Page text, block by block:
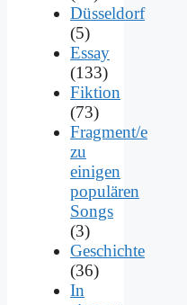
Düsseldorf
(5)
Essay
(133)
Fiktion
(73)
Fragment/e
zu
einigen
populären
Songs
(3)
Geschichte
(36)
In